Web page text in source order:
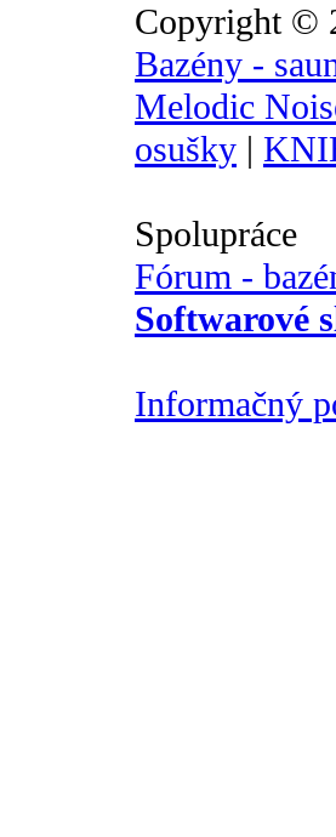
Copyright ©
Bazény -
Melodic
osušky |
Spolupráce
Fórum -
Softwarové
Informačný